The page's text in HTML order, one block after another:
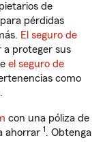
de
pérdidas
El seguro de
a proteger sus
el seguro de
como
con una póliza de
ahorrar 1. Obtenga